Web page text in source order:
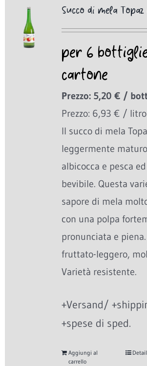
Succo di mela Topaz
per 6
cartone
Prezzo: 5,20 € /
Prezzo: 6,93 € / litro
Il succo di mela
leggermente
albicocca e pesca
bevibile. Questa
sapore di mela
con una polpa
pronunciata e
fruttato-leggero,
Varietà resistente.
+Versand/
+spese di sped.
Aggiungi al
carrello